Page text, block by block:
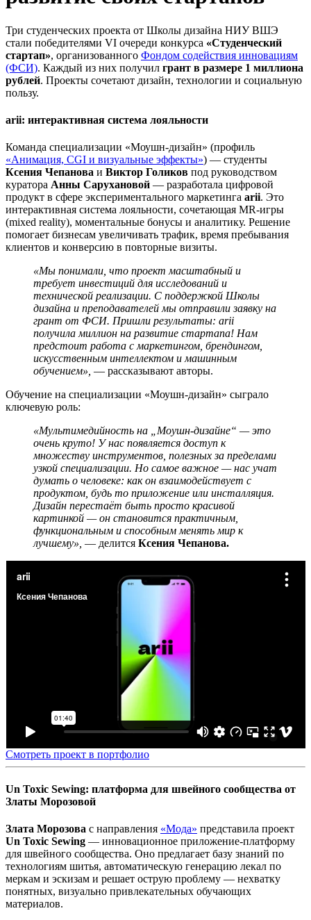
Три студенческих проекта от Школы дизайна НИУ ВШЭ
стали победителями VI очереди конкурса «Студенческий
стартап», организованного Фондом содействия инновациям
(ФСИ). Каждый из них получил грант в размере 1 миллиона
рублей. Проекты сочетают дизайн, технологии и социальную
пользу.
arii: интерактивная система лояльности
Команда специализации «Моушн-дизайн» (профиль
«Анимация, CGI и визуальные эффекты») — студенты
Ксения Чепанова и Виктор Голиков под руководством
куратора Анны Сарухановой — разработала цифровой
продукт в сфере экспериментального маркетинга arii. Это
интерактивная система лояльности, сочетающая MR-игры
(mixed reality), моментальные бонусы и аналитику. Решение
помогает бизнесам увеличивать трафик, время пребывания
клиентов и конверсию в повторные визиты.
«Мы понимали, что проект масштабный и
требует инвестиций для исследований и
технической реализации. С поддержкой Школы
дизайна и преподавателей мы отправили заявку на
грант от ФСИ. Пришли результаты: arii
получила миллион на развитие стартапа! Нам
предстоит работа с маркетингом, брендингом,
искусственным интеллектом и машинным
обучением», — рассказывают авторы.
Обучение на специализации «Моушн-дизайн» сыграло
ключевую роль:
«Мультимедийность на „Моушн-дизайне“ — это
очень круто! У нас появляется доступ к
множеству инструментов, полезных за пределами
узкой специализации. Но самое важное — нас учат
думать о человеке: как он взаимодействует с
продуктом, будь то приложение или инсталляция.
Дизайн перестаёт быть просто красивой
картинкой — он становится практичным,
функциональным и способным менять мир к
лучшему», — делится Ксения Чепанова.
Смотреть проект в портфолио
Un Toxic Sewing: платформа для швейного сообщества от
Златы Морозовой
Злата Морозова с направления «Мода» представила проект
Un Toxic Sewing — инновационное приложение-платформу
для швейного сообщества. Оно предлагает базу знаний по
технологиям шитья, автоматическую генерацию лекал по
меркам и эскизам и решает острую проблему — нехватку
понятных, визуально привлекательных обучающих
материалов.